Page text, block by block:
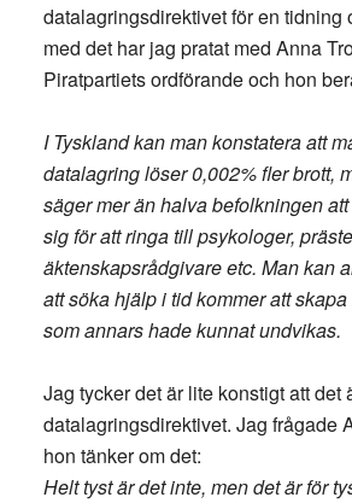
datalagringsdirektivet för en tidning
med det har jag pratat med Anna
Piratpartiets ordförande och hon
I Tyskland kan man konstatera att
datalagring löser 0,002% fler brott,
säger mer än halva befolkningen
sig för att ringa till psykologer,
äktenskapsrådgivare etc. Man kan
att söka hjälp i tid kommer att
som annars hade kunnat undvikas.
Jag tycker det är lite konstigt att det
datalagringsdirektivet. Jag frågade
hon tänker om det:
Helt tyst är det inte, men det är för